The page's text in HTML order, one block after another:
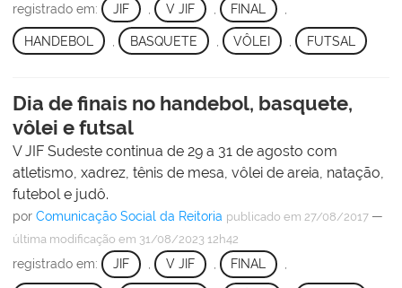
registrado em: JIF V JIF FINAL
HANDEBOL BASQUETE VÔLEI , FUTSAL
Dia de finais no handebol, basquete,
vôlei e futsal
V JIF Sudeste continua de 29 a 31 de agosto com
atletismo, xadrez, tênis de mesa, vôlei de areia, natação,
futebol e judô.
por Comunicação Social da Reitoria publicado em 27/08/2017 —
última modificação em 31/08/2023 12h42
registrado em: JIF , V JIF , FINAL ,